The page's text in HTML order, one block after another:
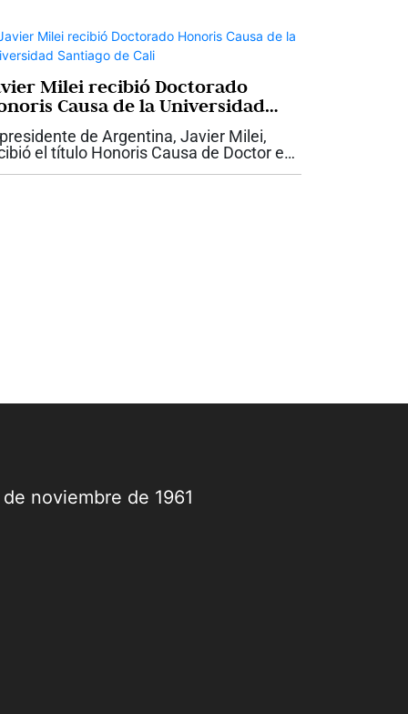
Milei recibió Doctorado
Causa de la Universidad
de Calide Argentina, Javier Milei,
el título Honoris Causa de Doctor en
otorgado por la Universidad
noviembre de 1961